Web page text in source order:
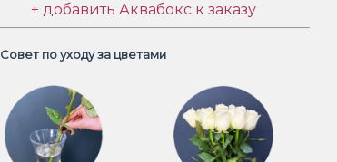
+ добавить Аквабокс к заказу
Совет по уходу за цветами